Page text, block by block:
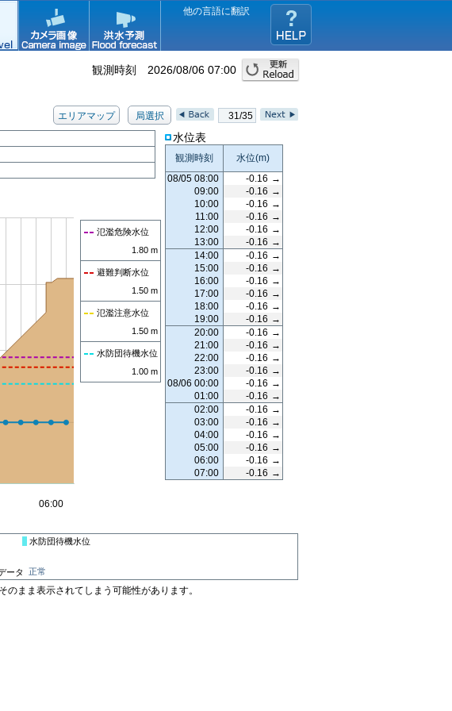
他の言語に翻訳
観測時刻 2026/08/06 07:00
エリアマップ 局選択
31/35
氾濫危険水位
1.80 m
避難判断水位
1.50 m
氾濫注意水位
1.50 m
水防団待機水位
1.00 m
水防団待機水位
ータ 正常
水位表
観測時刻 水位(m)
08/05 08:00
-0.16 →
09:00
-0.16 →
10:00
-0.16 →
11:00
-0.16 →
12:00
-0.16 →
13:00
-0.16 →
14:00
-0.16 →
15:00
-0.16 →
16:00
-0.16 →
17:00
-0.16 →
18:00
-0.16 →
19:00
-0.16 →
20:00
-0.16 →
21:00
-0.16 →
22:00
-0.16 →
23:00
-0.16 →
08/06 00:00
-0.16 →
01:00
-0.16 →
02:00
-0.16 →
03:00
-0.16 →
04:00
-0.16 →
05:00
-0.16 →
06:00
-0.16 →
07:00
-0.16 →
まま表示されてしまう可能性があります。